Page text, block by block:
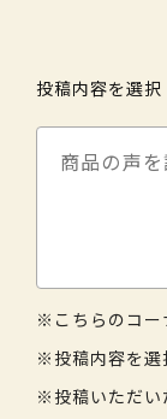
投稿内容を選択
※こちらのコー
※投稿内容を選
※投稿いただい